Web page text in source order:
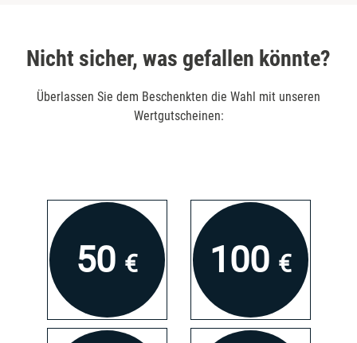
Nicht sicher, was gefallen könnte?
Überlassen Sie dem Beschenkten die Wahl mit unseren
Wertgutscheinen:
50 € 100 €